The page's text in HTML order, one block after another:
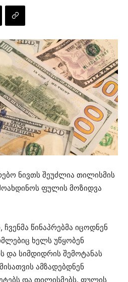
ნივთს შეუძლია თილისმის
ფულის მოზიდვა
წინაპრებმა იცოდნენ
ხელს უწყობენ
სიმდიდრის შემოტანას
ამზადებდნენ
და თილისმებს. ფულის